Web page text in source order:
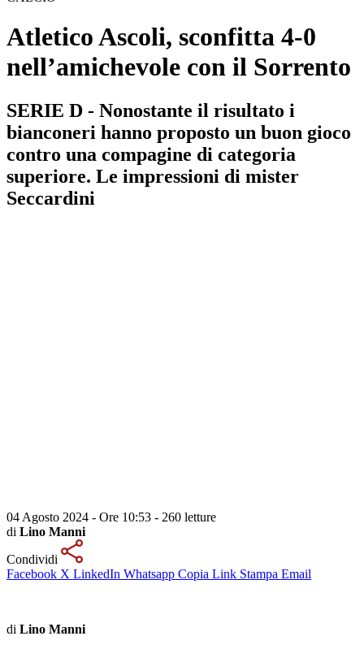
Atletico Ascoli, sconfitta 4-0
nell’amichevole con il Sorrento
SERIE D - Nonostante il risultato i
bianconeri hanno proposto un buon gioco
contro una compagine di categoria
superiore. Le impressioni di mister
Seccardini
04 Agosto 2024 - Ore 10:53 - 260 letture
di Lino Manni
Condividi
Facebook X LinkedIn Whatsapp Copia Link Stampa Email
di Lino Manni